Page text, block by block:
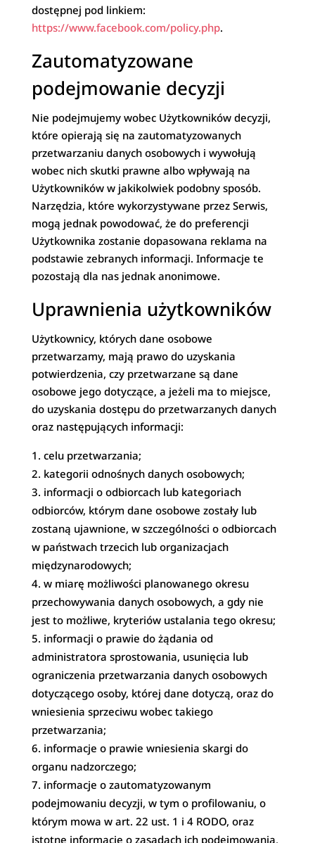
dostępnej pod linkiem:
https://www.facebook.com/policy.php.
Zautomatyzowane
podejmowanie decyzji
Nie podejmujemy wobec Użytkowników decyzji,
które opierają się na zautomatyzowanych
przetwarzaniu danych osobowych i wywołują
wobec nich skutki prawne albo wpływają na
Użytkowników w jakikolwiek podobny sposób.
Narzędzia, które wykorzystywane przez Serwis,
mogą jednak powodować, że do preferencji
Użytkownika zostanie dopasowana reklama na
podstawie zebranych informacji. Informacje te
pozostają dla nas jednak anonimowe.
Uprawnienia użytkowników
Użytkownicy, których dane osobowe
przetwarzamy, mają prawo do uzyskania
potwierdzenia, czy przetwarzane są dane
osobowe jego dotyczące, a jeżeli ma to miejsce,
do uzyskania dostępu do przetwarzanych danych
oraz następujących informacji:
celu przetwarzania;
kategorii odnośnych danych osobowych;
informacji o odbiorcach lub kategoriach
odbiorców, którym dane osobowe zostały lub
zostaną ujawnione, w szczególności o odbiorcach
w państwach trzecich lub organizacjach
międzynarodowych;
w miarę możliwości planowanego okresu
przechowywania danych osobowych, a gdy nie
jest to możliwe, kryteriów ustalania tego okresu;
informacji o prawie do żądania od
administratora sprostowania, usunięcia lub
ograniczenia przetwarzania danych osobowych
dotyczącego osoby, której dane dotyczą, oraz do
wniesienia sprzeciwu wobec takiego
przetwarzania;
informacje o prawie wniesienia skargi do
organu nadzorczego;
informacje o zautomatyzowanym
podejmowaniu decyzji, w tym o profilowaniu, o
którym mowa w art. 22 ust. 1 i 4 RODO, oraz
istotne informacje o zasadach ich podejmowania,